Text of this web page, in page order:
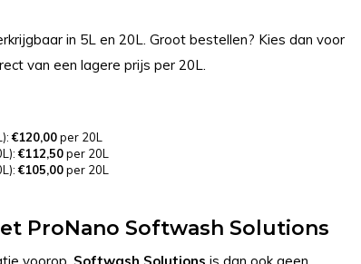
in 5L en 20L. Groot bestellen? Kies dan voor
van een lagere prijs per 20L.
€120,00per 20L
€112,50per 20L
€105,00per 20L
ProNano Softwash Solutions